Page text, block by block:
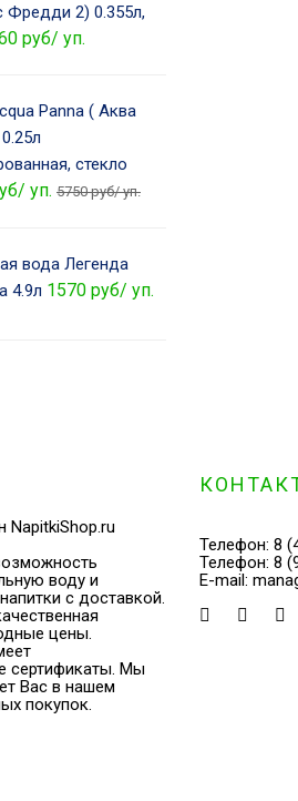
Фредди 2) 0.355л,
руб/ уп.
Panna ( Аква
стекло
уп. 5750 руб/ уп.
вода Легенда
4.9л 1570 руб/ уп.
NapitkiShop.ru
воду и
с доставкой.
цены.
сертификаты. Мы
Вас в нашем
покупок.
Телефон: 8
Телефон: 8
E-mail: